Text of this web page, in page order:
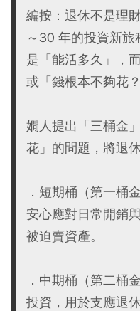
編按：退休不是理
～30 年的投資新
是「能活多久」，
或「錢根本不夠花？
嫺人提出「三桶金
花」的問題，將退
．短期桶（第一桶
安心應對日常開銷
被迫賣資產。
．中期桶（第二桶
投資，用於支應退